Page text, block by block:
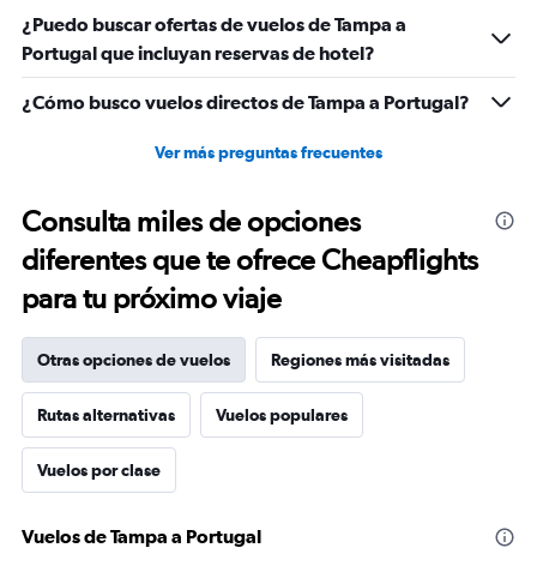
1500.
¿Puedo buscar ofertas de vuelos de Tampa a
Portugal que incluyan reservas de hotel?
¿Cómo busco vuelos directos de Tampa a Portugal?
Ver más preguntas frecuentes
Consulta miles de opciones
diferentes que te ofrece Cheapflights
para tu próximo viaje
Otras opciones de vuelos Regiones más visitadas
Rutas alternativas Vuelos populares
Vuelos por clase
Vuelos de Tampa a Portugal